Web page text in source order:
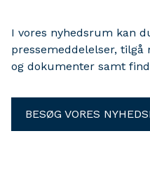
I vores nyhedsrum kan
pressemeddelelser,
og dokumenter samt
BESØG VORES